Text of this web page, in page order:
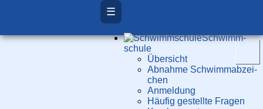
☰
Schwimm­
schule
Übersicht
Ab­nah­me Schwimm­ab­zei­
chen
Anmeldung
Häufig gestellte Fragen